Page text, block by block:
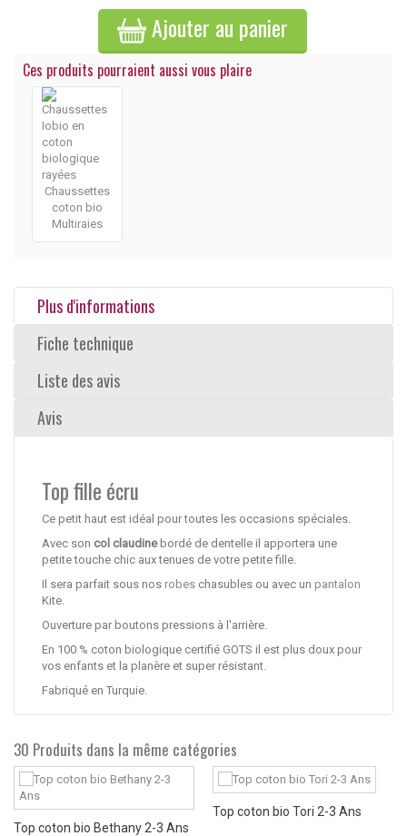
Ajouter au panier
Ces produits pourraient aussi vous plaire
Chaussettes
coton bio
Multiraies
Plus d'informations
Fiche technique
Liste des avis
Avis
Top fille écru
Ce petit haut est idéal pour toutes les occasions spéciales.
Avec son col claudinebordé de dentelle il apportera une
petite touche chic aux tenues de votre petite fille.
Il sera parfait sous nos robes chasubles ou avec un pantalon
Kite.
Ouverture par boutons pressions à l'arrière.
En 100 % coton biologique certifié GOTS il est plus doux pour
vos enfants et la planère et super résistant.
Fabriqué en Turquie.
30 Produits dans la même catégories
Top coton bio Bethany 2-3 Ans
Top coton bio Tori 2-3 Ans